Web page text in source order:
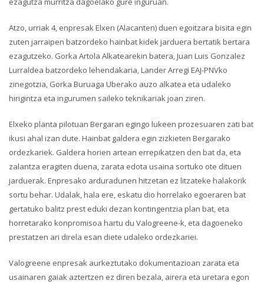
Atzo, urriak 4, enpresak Elxen (Alacanten) duen egoitzara bisita egin
zuten jarraipen batzordeko hainbat kidek jarduera bertatik bertara
ezagutzeko. Gorka Artola Alkatearekin batera, Juan Luis Gonzalez
Lurraldea batzordeko lehendakaria, Lander Arregi EAJ-PNVko
zinegotzia, Gorka Buruaga Uberako auzo alkatea eta udaleko
hirigintza eta ingurumen saileko teknikariak joan ziren.
Elxeko planta pilotuan Bergaran egingo lukeen prozesuaren zati bat
ikusi ahal izan dute. Hainbat galdera egin zizkieten Bergarako
ordezkariek. Galdera horien artean errepikatzen den bat da, eta
zalantza eragiten duena, zarata edota usaina sortuko ote dituen
jarduerak. Enpresako arduradunen hitzetan ez litzateke halakorik
sortu behar. Udalak, hala ere, eskatu dio horrelako egoeraren bat
gertatuko balitz prest eduki dezan kontingentzia plan bat, eta
horretarako konpromisoa hartu du Valogreene-k, eta dagoeneko
prestatzen ari direla esan diete udaleko ordezkariei.
Valogreene enpresak aurkeztutako dokumentazioan zarata eta
usainaren gaiak aztertzen ez diren bezala, airera eta uretara egon